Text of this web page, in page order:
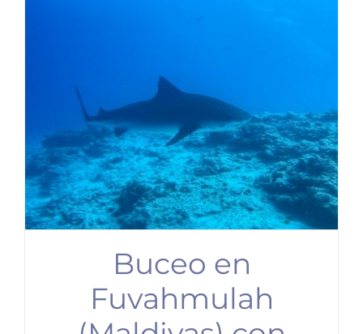
Buceo en
Fuvahmulah